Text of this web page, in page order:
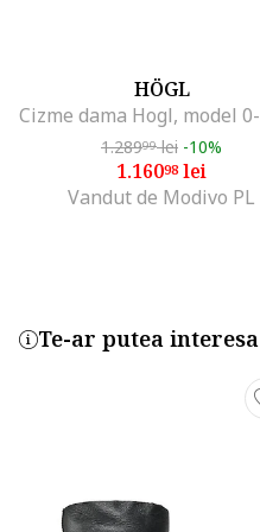
HÖGL
1.28999lei -10%
1.16098 lei
Vandut de Modivo PL
Te-ar putea interesa